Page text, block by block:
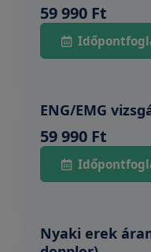
59 990 Ft
ENG/EMG
59 990 Ft
Nyaki erek